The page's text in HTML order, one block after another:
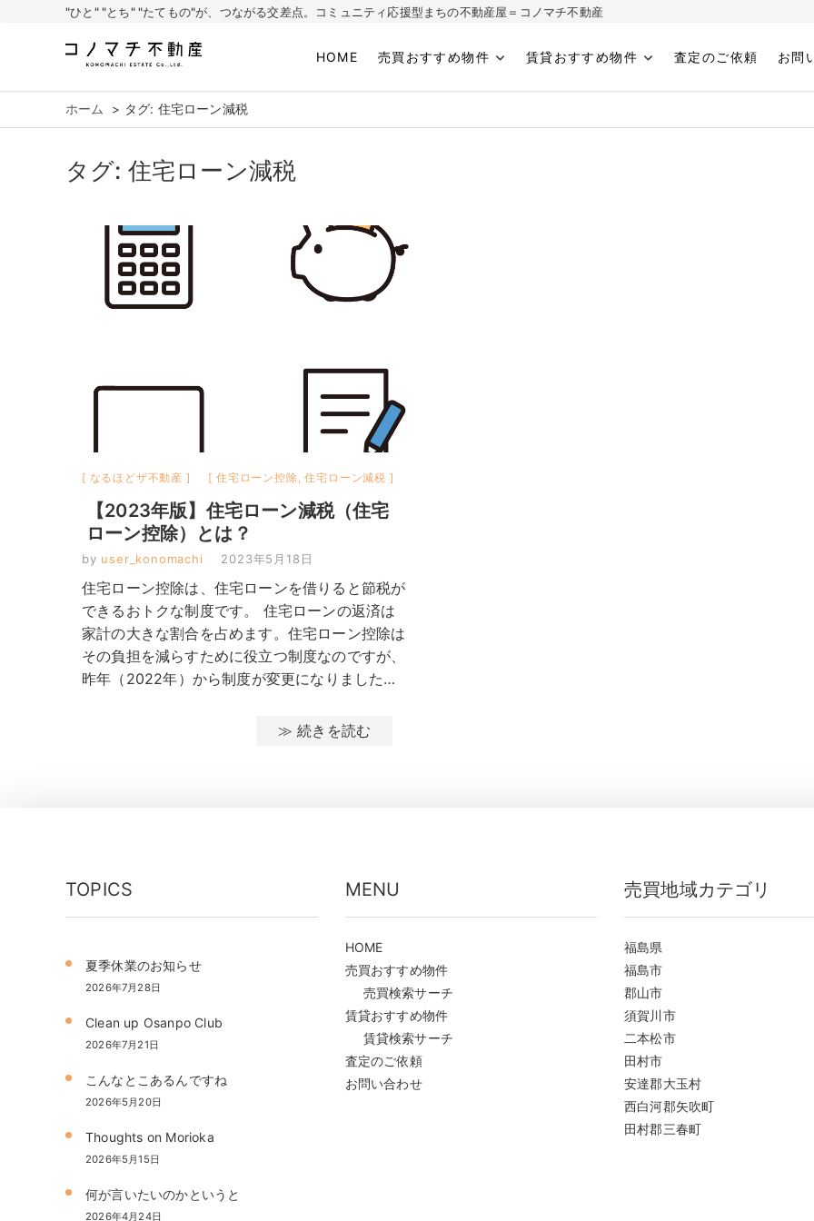
"ひと" "とち" "たてもの"が、つながる交差点。コミュニティ応援型まちの不動産屋＝コノマチ不動産
HOME 売買おすすめ物件 賃貸おすすめ物件 査定のご依頼 お問
ホーム タグ: 住宅ローン減税
タグ: 住宅ローン減税
なるほどザ不動産 住宅ローン控除,住宅ローン減税
【2023年版】住宅ローン減税（住宅
ローン控除）とは？
by user_konomachi 2023年5月18日
住宅ローン控除は、住宅ローンを借りると節税が
できるおトクな制度です。 住宅ローンの返済は
家計の大きな割合を占めます。住宅ローン控除は
その負担を減らすために役立つ制度なのですが、
昨年（2022年）から制度が変更になりました…
≫ 続きを読む
TOPICS
夏季休業のお知らせ
2026年7月28日
Clean up Osanpo Club
2026年7月21日
こんなとこあるんですね
2026年5月20日
Thoughts on Morioka
2026年5月15日
何が言いたいのかというと
2026年4月24日
MENU
HOME
売買おすすめ物件
売買検索サーチ
賃貸おすすめ物件
賃貸検索サーチ
査定のご依頼
お問い合わせ
売買地域カテゴリ
福島県
福島市
郡山市
須賀川市
二本松市
田村市
安達郡大玉村
西白河郡矢吹町
田村郡三春町